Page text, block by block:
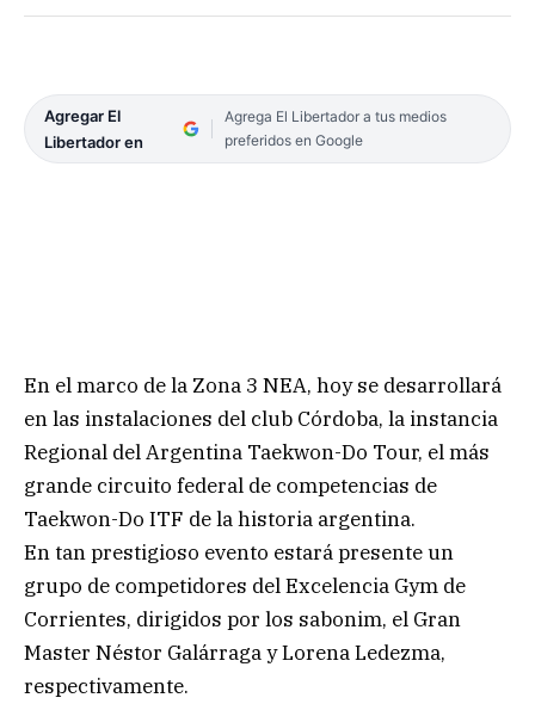
Agregar El
Libertador en
Agrega El Libertador a tus medios
preferidos en Google
En el marco de la Zona 3 NEA, hoy se desarrollará
en las instalaciones del club Córdoba, la instancia
Regional del Argentina Taekwon-Do Tour, el más
grande circuito federal de competencias de
Taekwon-Do ITF de la historia argentina.
En tan prestigioso evento estará presente un
grupo de competidores del Excelencia Gym de
Corrientes, dirigidos por los sabonim, el Gran
Master Néstor Galárraga y Lorena Ledezma,
respectivamente.